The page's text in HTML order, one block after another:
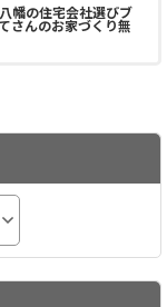
幡の住宅会社選びブ
さんのお家づくり無